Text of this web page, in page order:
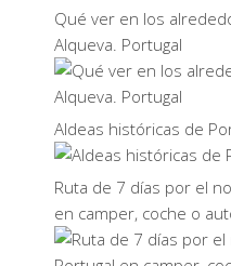
Qué ver en los
Alqueva. Portugal
Aldeas históricas de
Ruta de 7 días por el
en camper, coche o